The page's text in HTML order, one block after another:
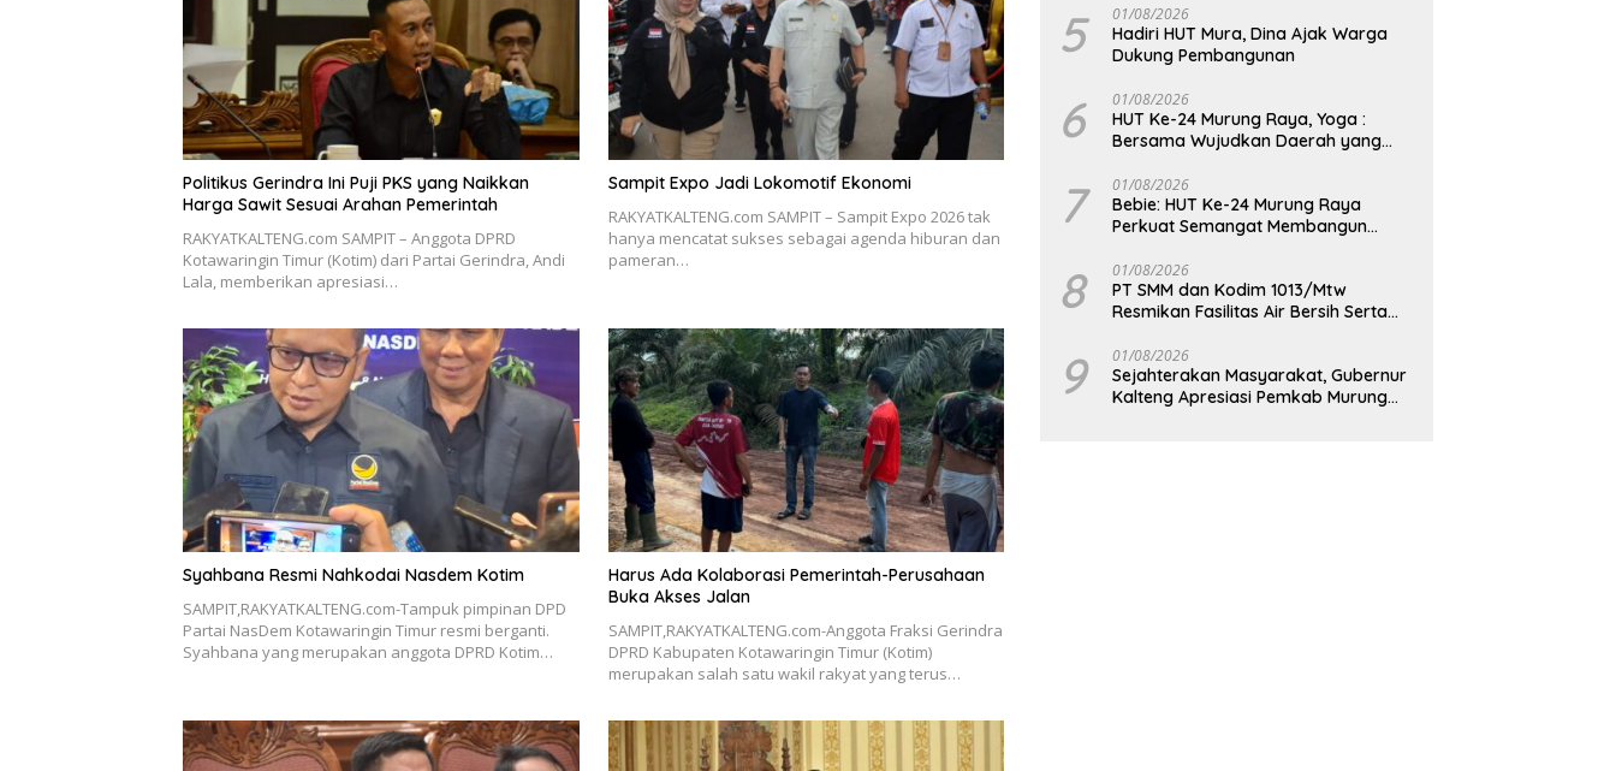
Politikus Gerindra Ini Puji PKS yang Naikkan
Harga Sawit Sesuai Arahan Pemerintah
RAKYATKALTENG.com SAMPIT – Anggota DPRD
Kotawaringin Timur (Kotim) dari Partai Gerindra, Andi
Lala, memberikan apresiasi…
Sampit Expo Jadi Lokomotif Ekonomi
RAKYATKALTENG.com SAMPIT – Sampit Expo 2026 tak
hanya mencatat sukses sebagai agenda hiburan dan
pameran…
Syahbana Resmi Nahkodai Nasdem Kotim
SAMPIT,RAKYATKALTENG.com-Tampuk pimpinan DPD
Partai NasDem Kotawaringin Timur resmi berganti.
Syahbana yang merupakan anggota DPRD Kotim…
Harus Ada Kolaborasi Pemerintah-Perusahaan
Buka Akses Jalan
SAMPIT,RAKYATKALTENG.com-Anggota Fraksi Gerindra
DPRD Kabupaten Kotawaringin Timur (Kotim)
merupakan salah satu wakil rakyat yang terus…
yang Lebih Besar
5 01/08/2026
Hadiri HUT Mura, Dina Ajak Warga
Dukung Pembangunan
6 01/08/2026
HUT Ke-24 Murung Raya, Yoga :
Bersama Wujudkan Daerah yang
7 01/08/2026
Bebie: HUT Ke-24 Murung Raya
Perkuat Semangat Membangun
8 01/08/2026
PT SMM dan Kodim 1013/Mtw
Resmikan Fasilitas Air Bersih Serta
Masyarakat
9 01/08/2026
Sejahterakan Masyarakat, Gubernur
Kalteng Apresiasi Pemkab Murung